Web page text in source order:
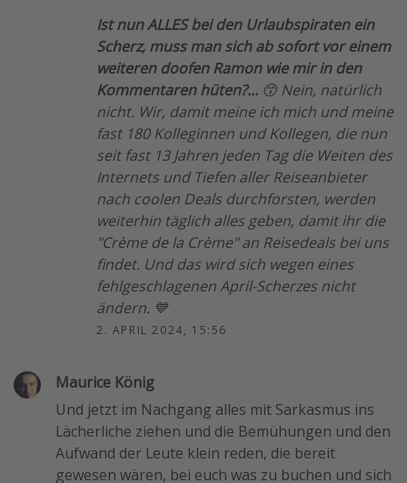
Ist nun ALLES bei den Urlaubspiraten ein
Scherz, muss man sich ab sofort vor einem
weiteren doofen Ramon wie mir in den
Kommentaren hüten?... 😙 Nein, natürlich
nicht. Wir, damit meine ich mich und meine
fast 180 Kolleginnen und Kollegen, die nun
seit fast 13 Jahren jeden Tag die Weiten des
Internets und Tiefen aller Reiseanbieter
nach coolen Deals durchforsten, werden
weiterhin täglich alles geben, damit ihr die
"Crème de la Crème" an Reisedeals bei uns
findet. Und das wird sich wegen eines
fehlgeschlagenen April-Scherzes nicht
ändern. 💙
2. APRIL 2024, 15:56
Maurice König
Und jetzt im Nachgang alles mit Sarkasmus ins
Lächerliche ziehen und die Bemühungen und den
Aufwand der Leute klein reden, die bereit
gewesen wären, bei euch was zu buchen und sich